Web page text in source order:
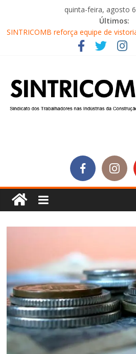
quinta-feira, agosto
Últimos:
SINTRICOMB reforça equipe de
segurança do trabalho
Conselho Fiscal do SINTRICOMB
Diretores do SINTRICOMB são
Central Sindical de SC
Equipe do Sintricomb faz reunião de
Sintricomb participa do lançamento